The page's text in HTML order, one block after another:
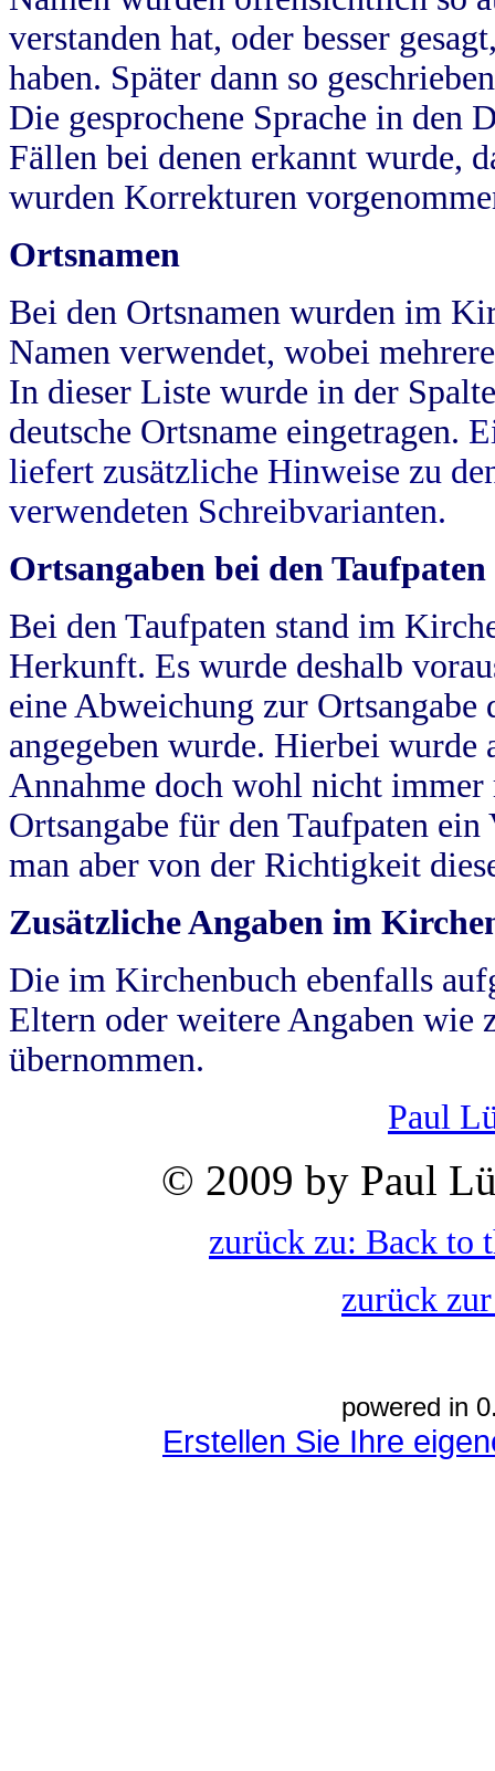
verstanden hat, oder besser
haben. Später dann so
Die gesprochene Sprache in
Fällen bei denen erkannt wurde,
wurden Korrekturen
Ortsnamen
Bei den Ortsnamen wurden im
Namen verwendet, wobei
In dieser Liste wurde in der
deutsche Ortsname eingetragen.
liefert zusätzliche Hinweise zu
verwendeten Schreibvarianten.
Ortsangaben bei den Taufpaten
Bei den Taufpaten stand im
Herkunft. Es wurde deshalb
eine Abweichung zur
angegeben wurde. Hierbei wurde
Annahme doch wohl nicht
Ortsangabe für den Taufpaten
man aber von der Richtigkeit
Zusätzliche Angaben im
Die im Kirchenbuch ebenfalls
Eltern oder weitere Angaben wie
übernommen.
Paul
© 2009 by Paul
zurück zu: Back to
zurück
powered in
Erstellen Sie Ihre